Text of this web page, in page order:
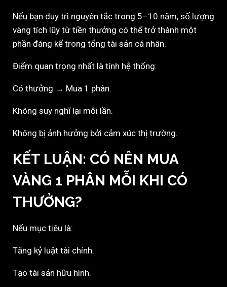
Nếu bạn duy trì nguyên tắc trong 5–10 năm, số lượng
vàng tích lũy từ tiền thưởng có thể trở thành một
phần đáng kể trong tổng tài sản cá nhân.
Điểm quan trọng nhất là tính hệ thống:
Có thưởng → Mua 1 phân.
Không suy nghĩ lại mỗi lần.
Không bị ảnh hưởng bởi cảm xúc thị trường.
KẾT LUẬN: CÓ NÊN MUA
VÀNG 1 PHÂN MỖI KHI CÓ
THƯỞNG?
Nếu mục tiêu là:
Tăng kỷ luật tài chính.
Tạo tài sản hữu hình.